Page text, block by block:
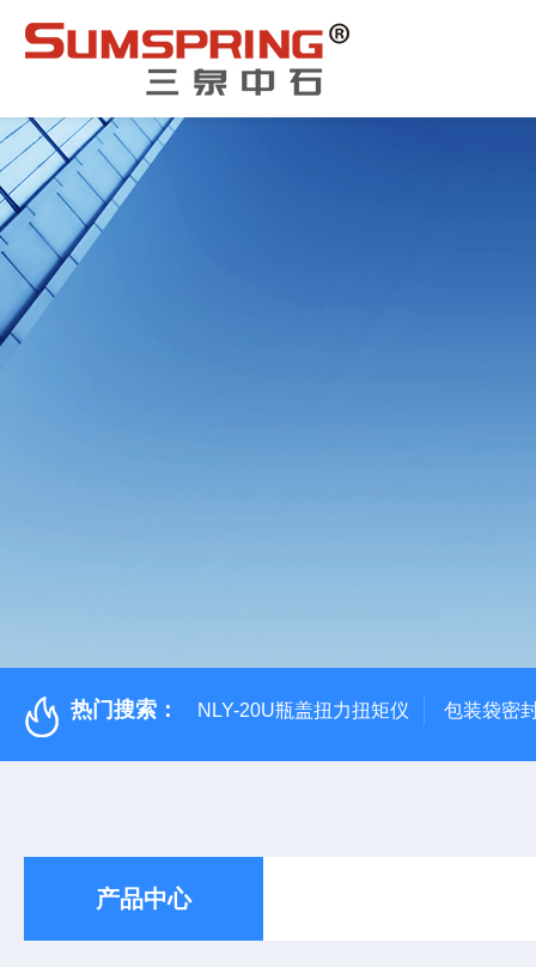
热门搜索： NLY-20U瓶盖扭力扭矩仪 包装袋密
产品中心